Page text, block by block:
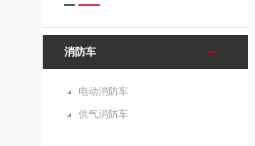
消防车
电动消防车
供气消防车